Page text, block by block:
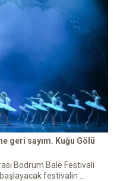
geri sayım. Kuğu Gölü
Bodrum Bale Festivali
festivalin ...